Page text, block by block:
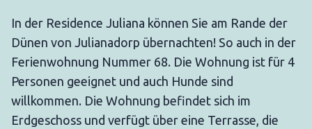
In der Residence Juliana können Sie am Rande der
Dünen von Julianadorp übernachten! So auch in der
Ferienwohnung Nummer 68. Die Wohnung ist für 4
Personen geeignet und auch Hunde sind
willkommen. Die Wohnung befindet sich im
Erdgeschoss und verfügt über eine Terrasse, die